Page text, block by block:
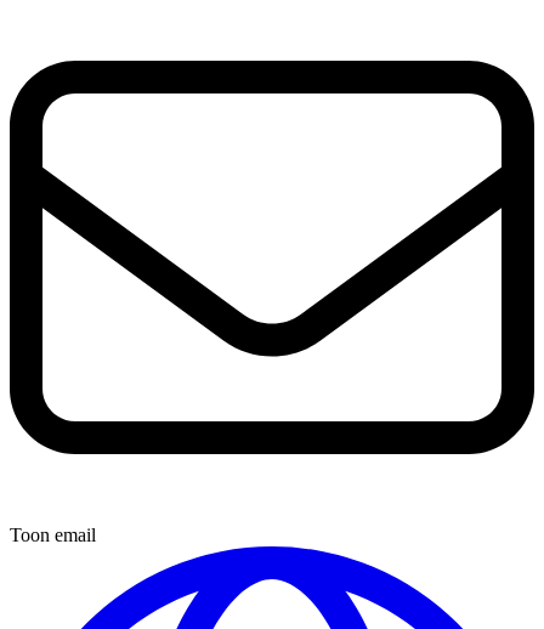
Toon email